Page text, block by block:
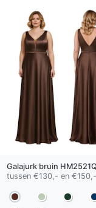
Galajurk bruin
tussen €130,- en €150,-